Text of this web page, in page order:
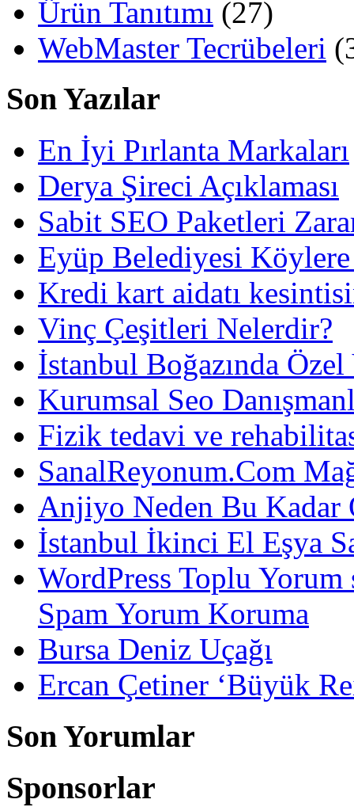
Ürün Tanıtımı (27)
WebMaster Tecrübeleri
Son Yazılar
En İyi Pırlanta Markaları
Derya Şireci Açıklaması
Sabit SEO Paketleri
Eyüp Belediyesi
Kredi kart aidatı
Vinç Çeşitleri Nelerdir?
İstanbul Boğazında
Kurumsal Seo
Fizik tedavi ve
SanalReyonum.Com
Anjiyo Neden Bu Kadar
İstanbul İkinci El Eşya
WordPress Toplu
Spam Yorum Koruma
Bursa Deniz Uçağı
Ercan Çetiner ‘Büyük
Son Yorumlar
Sponsorlar